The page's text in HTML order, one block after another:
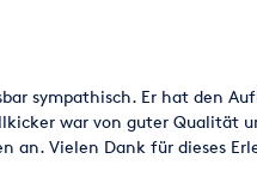
sympathisch. Er hat den
war von guter Qualität
an. Vielen Dank für dieses